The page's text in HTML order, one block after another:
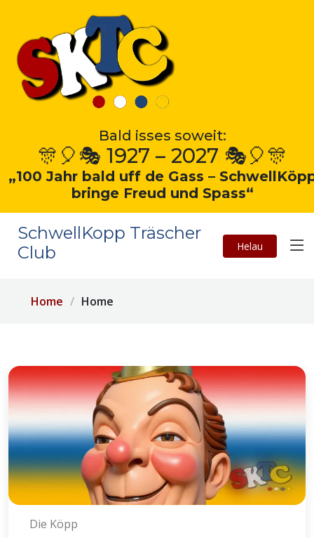
Bald isses soweit:
🎊🎈🎭 1927 – 2027 🎭🎈🎊
„100 Jahr bald uff de Gass –
bringe Freud und Spass“
SchwellKopp Träscher
Club
Helau
Home Home
Die Köpp